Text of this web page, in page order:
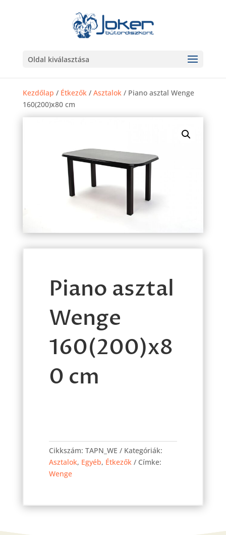
Oldal kiválasztása
Kezdőlap / Étkezők/ Asztalok/ Piano asztal Wenge
160(200)x80 cm
Piano asztal
Wenge
160(200)x8
0 cm
asztal
Wenge
160(200)x80
Cikkszám: TAPN_WE
Kategóriák:
Asztalok, Egyéb, Étkezők
Címke:
Wenge